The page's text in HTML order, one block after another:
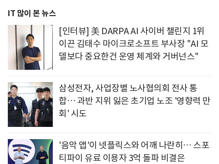
IT 많이 본 뉴스
[인터뷰] 美 DARPA AI 사이버 챌린지 1위
이끈 김태수 마이크로소프트 부사장 "AI 모
델보다 중요한건 운영 체계와 거버넌스"
삼성전자, 사업장별 노사협의회 전사 통
합… 과반 지위 잃은 초기업 노조 '영향력 만
회' 시도
'음악 앱'이 넷플릭스와 어깨 나란히… 스포
티파이 유료 이용자 3억 돌파 비결은